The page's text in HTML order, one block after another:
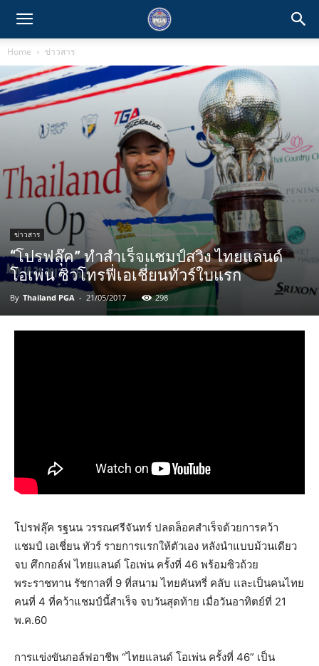
Home ข่าวสาร
ข่าวสาร
“โปรฟลุ๊ค” ทำสำเร็จแชมป์สวิง ไทยแลนด์
โอเพ่น ซิวโทรฟี่เอเชี่ยนทัวร์ใบแรก
By Thailand PGA - 21/05/2017 298
โปรฟลุ๊ค รฐนน วรรณศรีจันทร์ ปลดล็อคสำเร็จด้วยการคว้า
แชมป์ เอเชี่ยน ทัวร์ รายการแรกให้ตัวเอง หลังนำแบบม้วนเดียว
จบ ศึกกอล์ฟ ไทยแลนด์ โอเพ่น ครั้งที่ 46 พร้อมซิวถ้วย
พระราชทาน รัชกาลที่ 9 ที่สนาม ไทยคันทรี่ คลับ และเป็นคนไทย
คนที่ 4 ที่คว้าแชมป์นี้สำเร็จ จบวันสุดท้าย เมื่อวันอาทิตย์ที่ 21
พ.ค.60
การแข่งขันกอล์ฟอาชีพ “ไทยแลนด์ โอเพ่น ครั้งที่ 46” เป็น